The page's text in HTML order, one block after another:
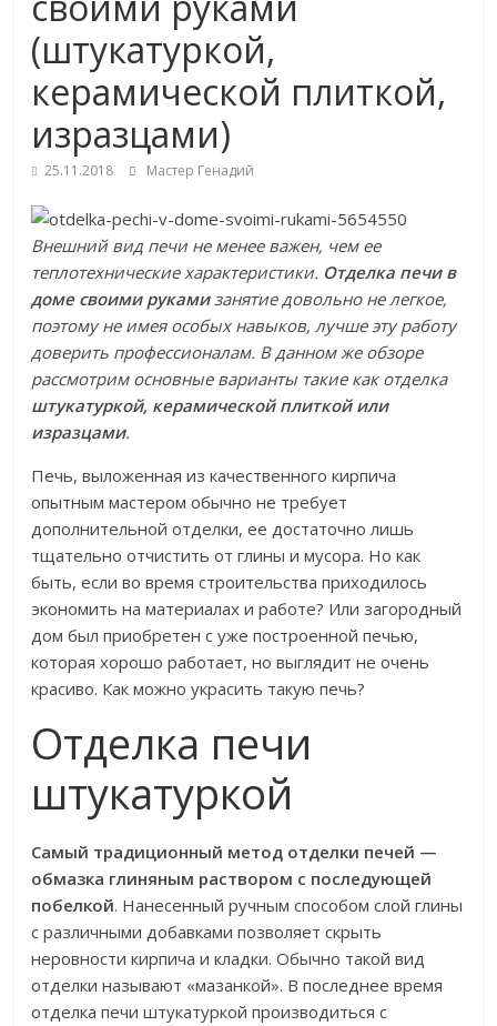
(штукатуркой,
керамической плиткой,
изразцами)
25.11.2018 Мастер Генадий
Внешний вид печи не менее важен, чем ее
теплотехнические характеристики. Отделка печи в
доме своими рукамизанятие довольно не легкое,
поэтому не имея особых навыков, лучше эту работу
доверить профессионалам. В данном же обзоре
рассмотрим основные варианты такие как отделка
штукатуркой, керамической плиткой или
изразцами.
Печь, выложенная из качественного кирпича
опытным мастером обычно не требует
дополнительной отделки, ее достаточно лишь
тщательно отчистить от глины и мусора. Но как
быть, если во время строительства приходилось
экономить на материалах и работе? Или загородный
дом был приобретен с уже построенной печью,
которая хорошо работает, но выглядит не очень
красиво. Как можно украсить такую печь?
Отделка печи
штукатуркой
Самый традиционный метод отделки печей —
обмазка глиняным раствором с последующей
побелкой. Нанесенный ручным способом слой глины
с различными добавками позволяет скрыть
неровности кирпича и кладки. Обычно такой вид
отделки называют «мазанкой». В последнее время
отделка печи штукатуркой производиться с